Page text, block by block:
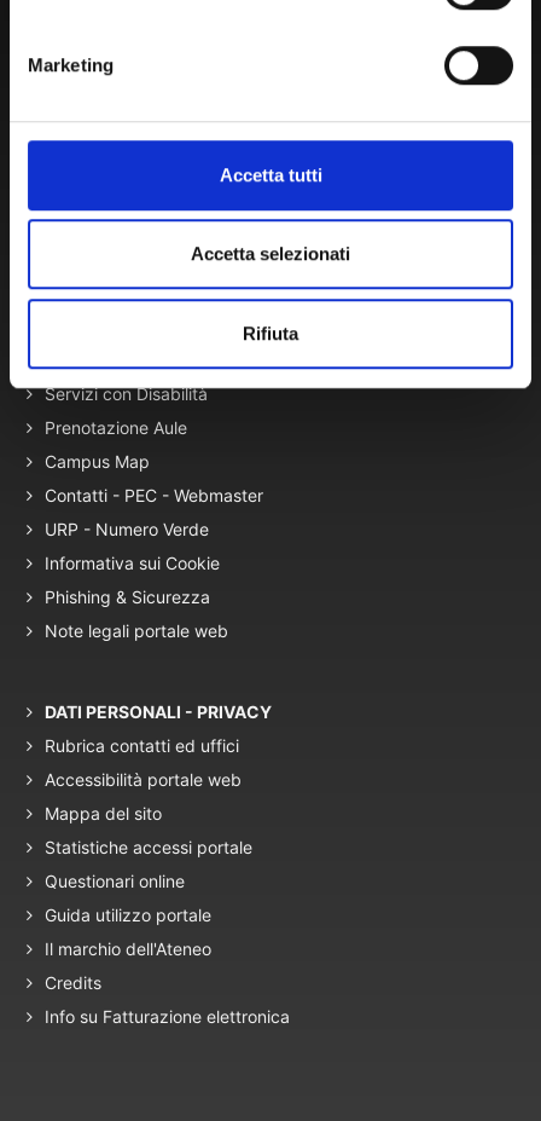
Marketing
Accetta tutti
Accetta selezionati
Rifiuta
Normativa di Ateneo
Autovalutazione, valutazione e accr.
Bacheca di Ateneo - Bandi e Concorsi
Gare Telematiche (U-Buy) ed Elenco Operatori Economici
Servizi con Disabilità
Prenotazione Aule
Campus Map
Contatti - PEC - Webmaster
URP - Numero Verde
Informativa sui Cookie
Phishing & Sicurezza
Note legali portale web
DATI PERSONALI - PRIVACY
Rubrica contatti ed uffici
Accessibilità portale web
Mappa del sito
Statistiche accessi portale
Questionari online
Guida utilizzo portale
Il marchio dell'Ateneo
Credits
Info su Fatturazione elettronica